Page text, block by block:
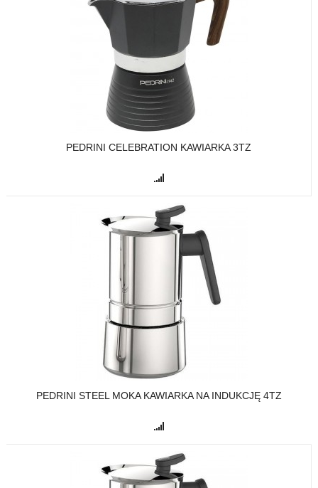
PEDRINI CELEBRATION KAWIARKA 3TZ
PEDRINI STEEL MOKA KAWIARKA NA INDUKCJĘ 4TZ